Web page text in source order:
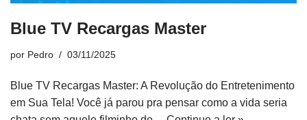
Blue TV Recargas Master
por Pedro 03/11/2025
Blue TV Recargas Master: A Revolução do Entretenimento
em Sua Tela! Você já parou pra pensar como a vida seria